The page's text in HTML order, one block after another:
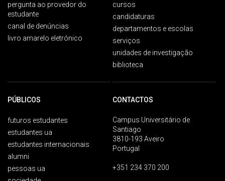
pergunta ao provedor do
estudante
canal de denúncias
livro amarelo eletrónico
cursos
candidaturas
departamentos e escolas
serviços
unidades de investigação
biblioteca
PÚBLICOS
futuros estudantes
estudantes ua
estudantes internacionais
alumni
pessoas ua
CONTACTOS
Campus Universitário de
Santiago
3810-193 Aveiro
Portugal
+351 234 370 200